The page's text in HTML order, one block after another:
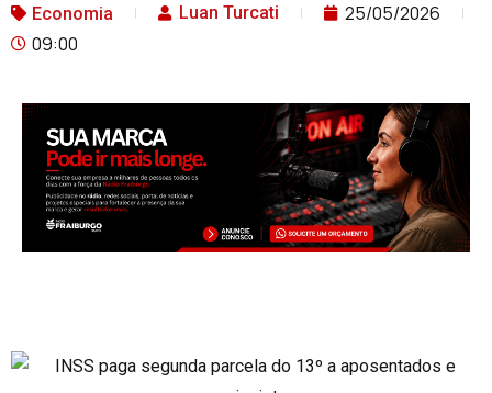
Economia Luan Turcati
25/05/2026
09:00